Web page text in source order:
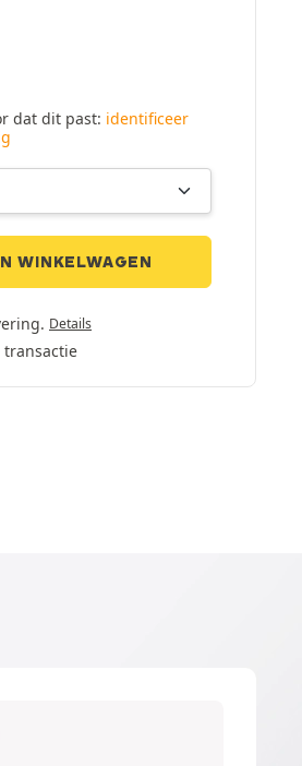
dat dit past: identificeer
WINKELWAGEN
Details
transactie